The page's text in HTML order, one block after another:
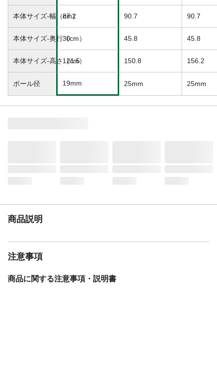
本体サイズ-幅（cm）
87.2 90.7 90.7
本体サイズ-奥行（cm）
30 45.8 45.8
本体サイズ-高さ（cm）
121.5 150.8 156.2
ポール径 19mm 25mm 25mm
商品説明
注意事項
商品に関する注意事項・説明書